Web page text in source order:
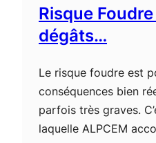
Risque
dégâts…
Le risque foudre est
conséquences bien
parfois très graves.
laquelle ALPCEM